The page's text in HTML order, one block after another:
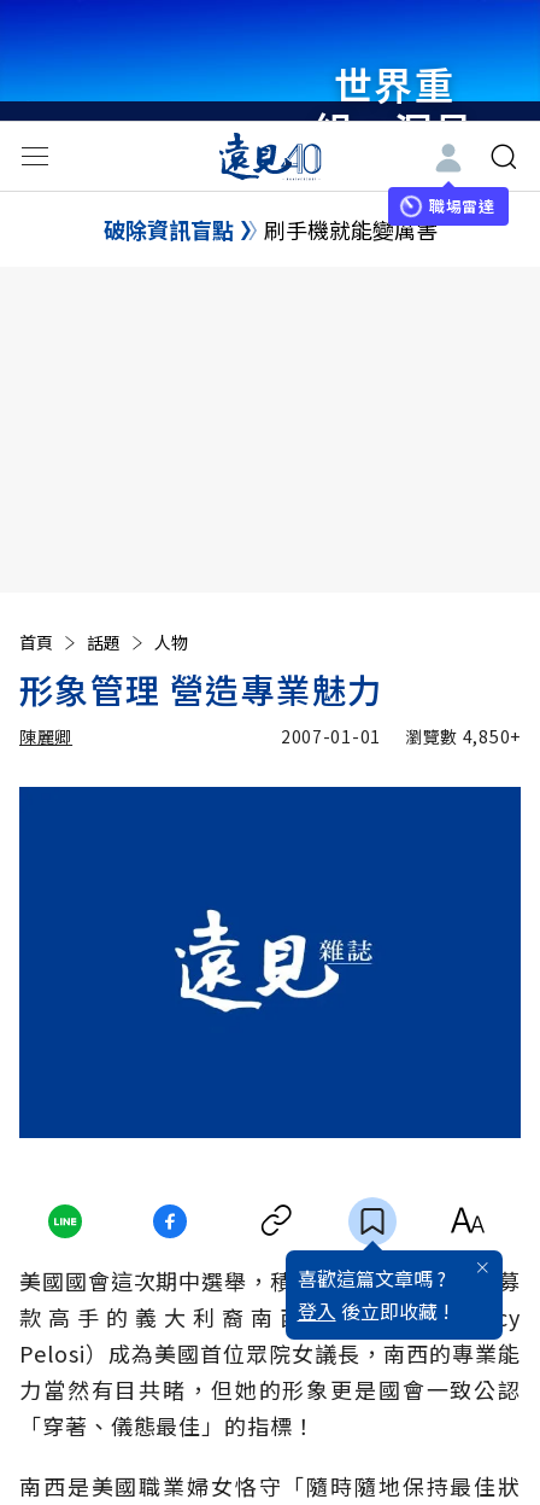
世界重
組・洞見
未來 與
世界領袖
職場雷達
破除資訊盲點 刷手機就能變厲害
首頁 話題 人物
形象管理 營造專業魅力
陳麗卿 2007-01-01 瀏覽數 4,850+
喜歡這篇文章嗎 ?
登入 後立即收藏 !
美國國會這次期中選舉，積極的人權推手、也是募
款高手的義大利裔南西．波洛西（Nancy
Pelosi）成為美國首位眾院女議長，南西的專業能
力當然有目共睹，但她的形象更是國會一致公認
「穿著、儀態最佳」的指標！
南西是美國職業婦女恪守「隨時隨地保持最佳狀